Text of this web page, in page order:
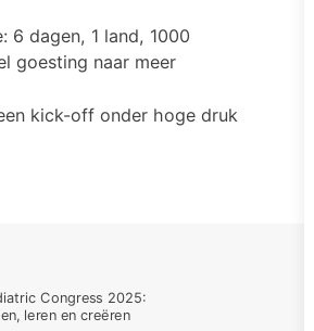
6 dagen, 1 land, 1000
goesting naar meer
kick-off onder hoge druk
Congress 2025:
leren en creëren